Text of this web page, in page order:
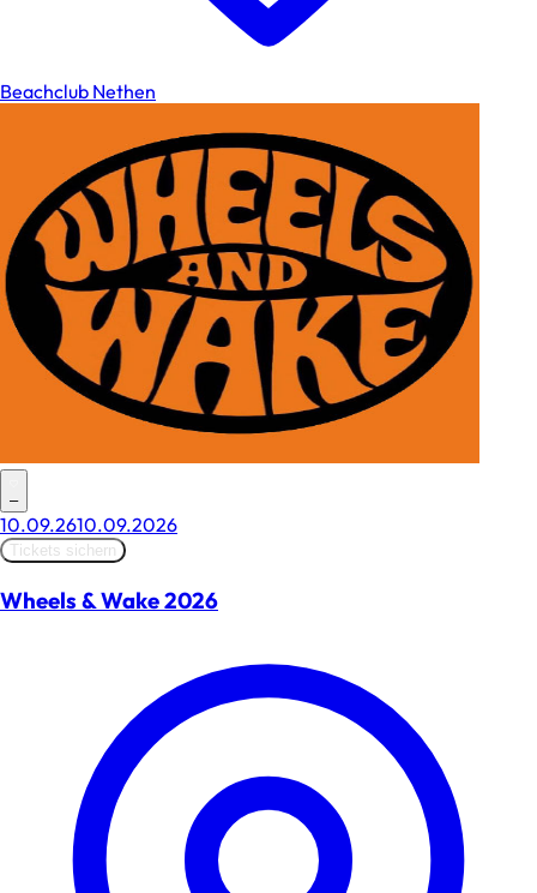
Beachclub Nethen
–
10.09.2610.09.2026
Tickets sichern
Wheels & Wake 2026